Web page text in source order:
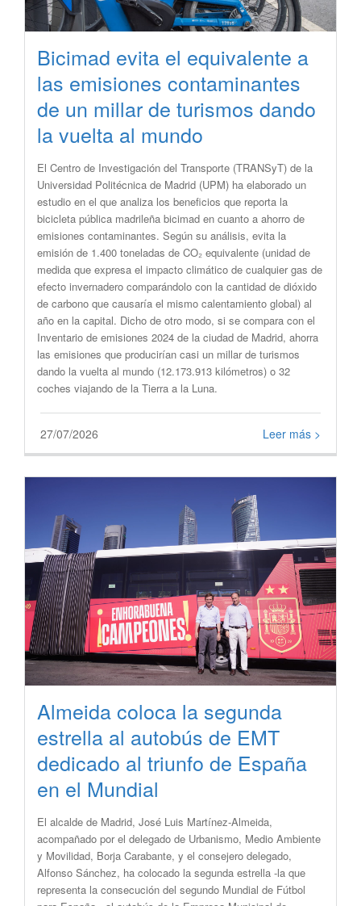
Bicimad evita el equivalente a
las emisiones contaminantes
de un millar de turismos dando
la vuelta al mundo
El Centro de Investigación del Transporte (TRANSyT) de la
Universidad Politécnica de Madrid (UPM) ha elaborado un
estudio en el que analiza los beneficios que reporta la
bicicleta pública madrileña bicimad en cuanto a ahorro de
emisiones contaminantes. Según su análisis, evita la
emisión de 1.400 toneladas de CO₂ equivalente (unidad de
medida que expresa el impacto climático de cualquier gas de
efecto invernadero comparándolo con la cantidad de dióxido
de carbono que causaría el mismo calentamiento global) al
año en la capital. Dicho de otro modo, si se compara con el
Inventario de emisiones 2024 de la ciudad de Madrid, ahorra
las emisiones que producirían casi un millar de turismos
dando la vuelta al mundo (12.173.913 kilómetros) o 32
coches viajando de la Tierra a la Luna.
27/07/2026 Leer más >
Almeida coloca la segunda
estrella al autobús de EMT
dedicado al triunfo de España
en el Mundial
​El alcalde de Madrid, José Luis Martínez-Almeida,
acompañado por el delegado de Urbanismo, Medio Ambiente
y Movilidad, Borja Carabante, y el consejero delegado,
Alfonso Sánchez, ha colocado la segunda estrella -la que
representa la consecución del segundo Mundial de Fútbol